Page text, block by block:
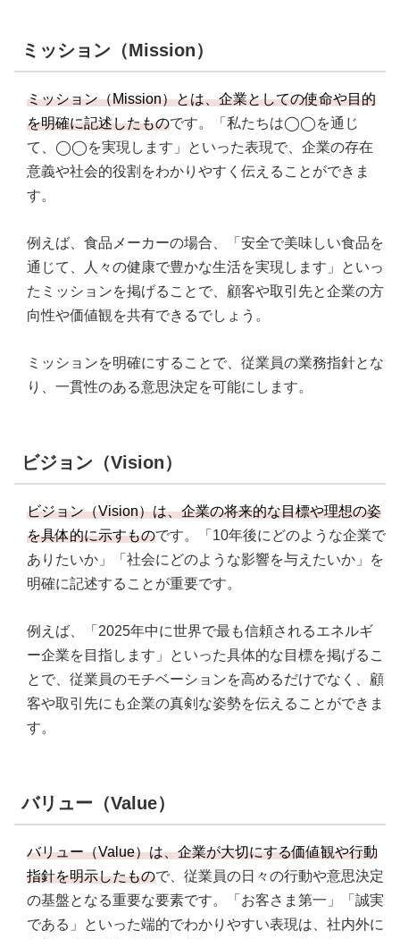
ミッション（Mission）
ミッション（Mission）とは、企業としての使命や目的
を明確に記述したものです。「私たちは◯◯を通じ
て、◯◯を実現します」といった表現で、企業の存在
意義や社会的役割をわかりやすく伝えることができま
す。
例えば、食品メーカーの場合、「安全で美味しい食品を
通じて、人々の健康で豊かな生活を実現します」といっ
たミッションを掲げることで、顧客や取引先と企業の方
向性や価値観を共有できるでしょう。
ミッションを明確にすることで、従業員の業務指針とな
り、一貫性のある意思決定を可能にします。
ビジョン（Vision）
ビジョン（Vision）は、企業の将来的な目標や理想の姿
を具体的に示すものです。「10年後にどのような企業で
ありたいか」「社会にどのような影響を与えたいか」を
明確に記述することが重要です。
例えば、「2025年中に世界で最も信頼されるエネルギ
ー企業を目指します」といった具体的な目標を掲げるこ
とで、従業員のモチベーションを高めるだけでなく、顧
客や取引先にも企業の真剣な姿勢を伝えることができま
す。
バリュー（Value）
バリュー（Value）は、企業が大切にする価値観や行動
指針を明示したもので、従業員の日々の行動や意思決定
の基盤となる重要な要素です。「お客さま第一」「誠実
である」といった端的でわかりやすい表現は、社内外に